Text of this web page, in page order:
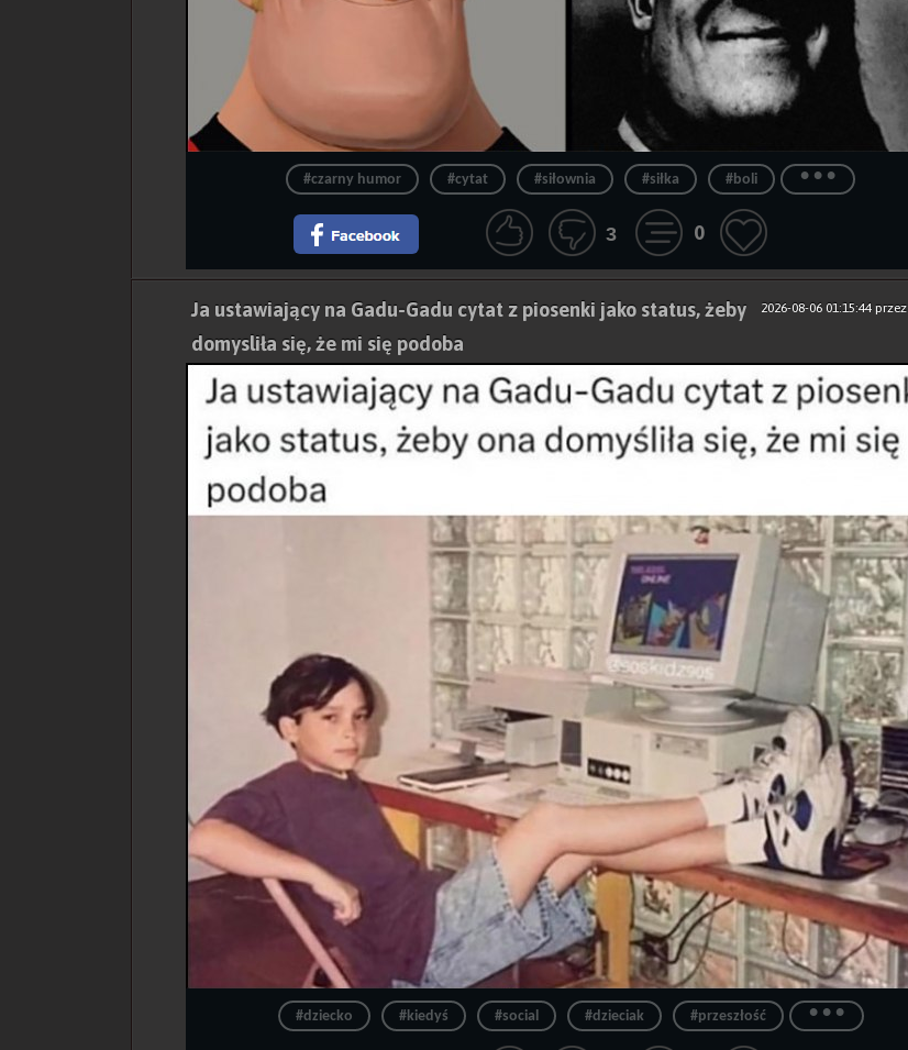
#czarny humor #cytat #siłownia #siłka #boli ...
3 0
2026-08-06 01:15:44przez
Ja ustawiający na Gadu-Gadu cytat z piosenki jako status, żeby
domysliła się, że mi się podoba
#dziecko #kiedyś #social #dzieciak #przeszłość ...